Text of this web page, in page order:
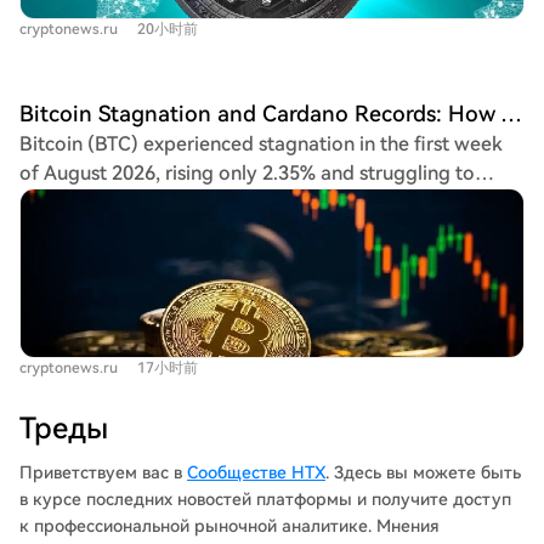
their wallets, a trend analysts view as a significant
bullish signal. Contributing factors to ADA's growth
IBC in the testnet to enable ADA's use within the
Injective ecosystem. Furthermore, Cardano is expected
to complete a 75-day trade history review on August 9,
a prerequisite for a regulated CME futures market—an
important step for potential future spot ETF eligibility.
The network has also advanced to the Dijstra Era
planning stage following the Van Rossum hard fork
upgrade. While ADA's weekly gain stood out, analysts
emphasized that the key was identifying the buyers and
of capital from meme coin speculation toward large-cap
Layer 1 projects and yield-generating DeFi assets,
potentially signaling the start of an altcoin season.
cryptonews.ru 20小时前
Bitcoin Stagnation and Cardano Records: How August Begins in the Cryptocurrency Market
Bitcoin (BTC) experienced stagnation in the first week
of August 2026, rising only 2.35% and struggling to
break above $65,000. Low volatility and strong U.S. jobs
data, which delayed hopes for a rate cut, contributed to
the sideways movement. Despite a weekly inflow of
$754.69 million into spot ETFs, the largest since April,
the announcement of the Hashdex ETF liquidation
posed a future selling risk. Ethereum (ETH) mirrored
BTC’s low volatility, trading around $1,900. A key
staked, reducing market availability. A controversial
new proposal (EIP-8361) suggests burning, not paying,
validator rewards once 50% of supply is staked.
Cardano (ADA) was the week's standout performer,
cryptonews.ru 17小时前
Треды
Приветствуем вас в Сообществе HTX. Здесь вы можете быть
в курсе последних новостей платформы и получите доступ
к профессиональной рыночной аналитике. Мнения